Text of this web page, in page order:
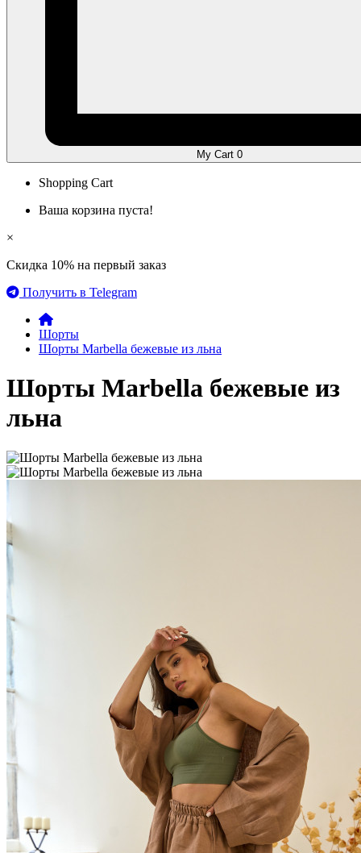
My Cart 0
Shopping Cart
Ваша корзина пуста!
×
Скидка 10% на первый заказ
Получить в Telegram
Шорты
Шорты Marbella бежевые из льна
Шорты Marbella бежевые из
льна